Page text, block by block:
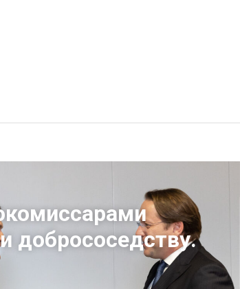
добрососедству.